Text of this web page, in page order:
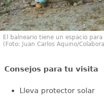
El balneario tiene un espacio
(Foto: Juan Carlos Aquino/
Consejos para tu visita
Lleva protector solar